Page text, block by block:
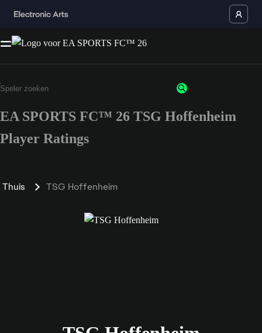
EA SPORTS FC™ 26 TSG Hoffenheim
Player Ratings
Thuis TSG Hoffenheim